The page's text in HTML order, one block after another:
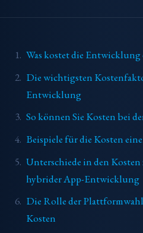
Was kostet die Entwicklung
Die wichtigsten
Entwicklung
So können Sie Kosten bei
Beispiele für die Kosten
Unterschiede in den
hybrider App-Entwicklung
Die Rolle der
Kosten